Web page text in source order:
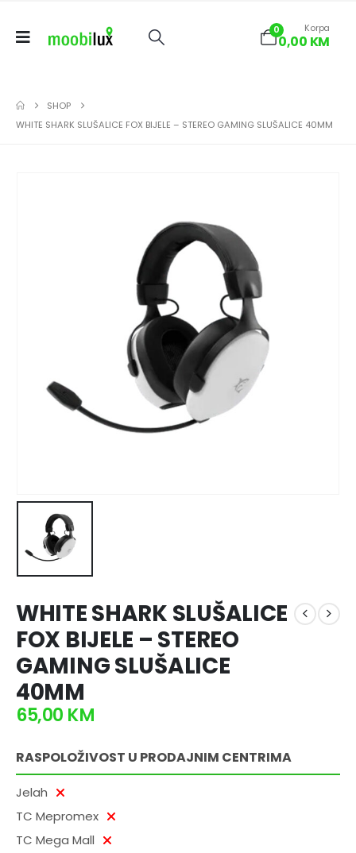
0 Korpa
0,00 KM
SHOP
WHITE SHARK SLUŠALICE FOX BIJELE – STEREO GAMING SLUŠALICE 40MM
WHITE SHARK SLUŠALICE
FOX BIJELE – STEREO
GAMING SLUŠALICE
40MM
65,00 KM
RASPOLOŽIVOST U PRODAJNIM CENTRIMA
Jelah
TC Mepromex
TC Mega Mall